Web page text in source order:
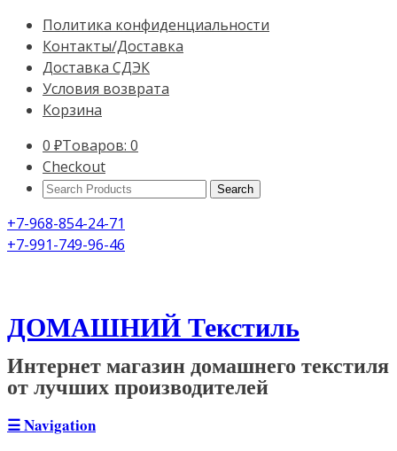
Политика конфиденциальности
Контакты/Доставка
Доставка СДЭК
Условия возврата
Корзина
0 ₽Товаров: 0
Checkout
Search
+7-968-854-24-71
+7-991-749-96-46
ДОМАШНИЙ Текстиль
Интернет магазин домашнего текстиля
от лучших производителей
☰Navigation